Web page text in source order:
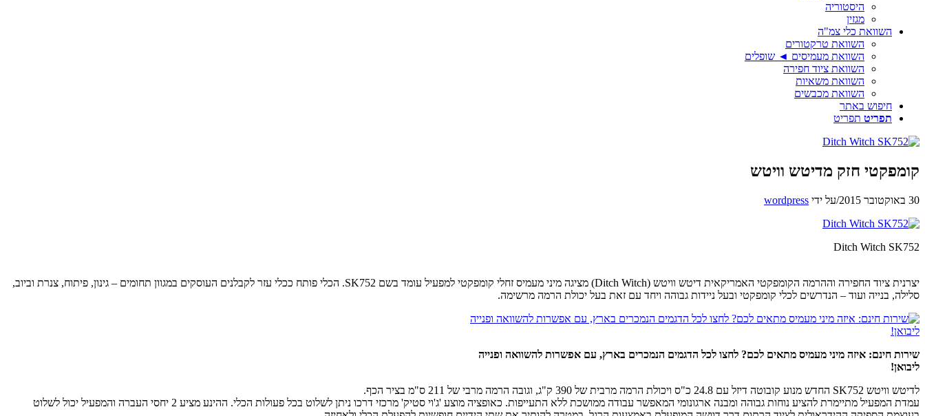
היסטוריה
מגזין
השוואת כלי צמ"ה
השוואת טרקטורים
השוואת מעמיסים ◄ שופלים
השוואת ציוד חפירה
השוואת משאיות
השוואת מכבשים
חיפוש באתר
תפריט תפריט
קומפקטי חזק מדיטש וויטש
30 באוקטובר 2015 /על ידי wordpress
Ditch Witch SK752
יצרנית ציוד החפירה וההרמה הקומפקטי האמריקאית דיטש וויטש (Ditch Witch) מציגה מיני מעמיס זחלי קומפקטי למפעיל עומד בשם SK752. הכלי פותח ככלי עזר לקבלנים העוסקים במגוון תחומים – גינון, פיתוח, צנרת וביוב,
סלילה, בנייה ועוד – הנדרשים לכלי קומפקטי ובעל ניידות גבוהה ויחד עם זאת בעל יכולת הרמה מרשימה.
שירות חינם: איזה מיני מעמיס מתאים לכם? לחצו לכל הדגמים הנמכרים בארץ, עם אפשרות להשוואה ופנייה
ליבואן!
לדיטש וויטש SK752 החדש מנוע קובוטה דיזל עם 24.8 כ"ס ויכולת הרמה מרבית של 390 ק"ג, וגובה הרמה מרבי של 211 ס"מ בציר הכף.
עמדת המפעיל מתיימרת להציע נוחות גבוהה ומבנה ארגונומי המאפשר עבודה ממושכת ללא התעייפות. כאופציה מוצע 'ג'וי סטיק' מרכזי דרכו ניתן לשלוט בכל פעולות הכלי. ההינע מציע 2 יחסי העברה והמפעיל יכול לשלוט